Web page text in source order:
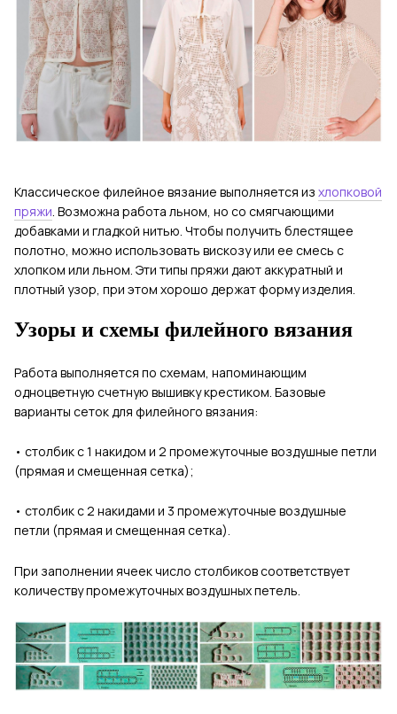
Классическое филейное вязание выполняется из хлопковой
пряжи. Возможна работа льном, но со смягчающими
добавками и гладкой нитью. Чтобы получить блестящее
полотно, можно использовать вискозу или ее смесь с
хлопком или льном. Эти типы пряжи дают аккуратный и
плотный узор, при этом хорошо держат форму изделия.
Узоры и схемы филейного вязания
Работа выполняется по схемам, напоминающим
одноцветную счетную вышивку крестиком. Базовые
варианты сеток для филейного вязания:
• ­ столбик с 1 накидом и 2 промежуточные воздушные петли
(прямая и смещенная сетка);
• ­ столбик с 2 накидами и 3 промежуточные воздушные
петли (прямая и смещенная сетка).
При заполнении ячеек число столбиков соответствует
количеству промежуточных воздушных петель.